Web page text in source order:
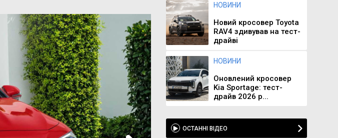
НОВИНИ
Новий кросовер Toyota
RAV4 здивував на тест-
драйві
НОВИНИ
Оновлений кросовер
Kia Sportage: тест-
драйв 2026 р...
ОСТАННІ ВІДЕО